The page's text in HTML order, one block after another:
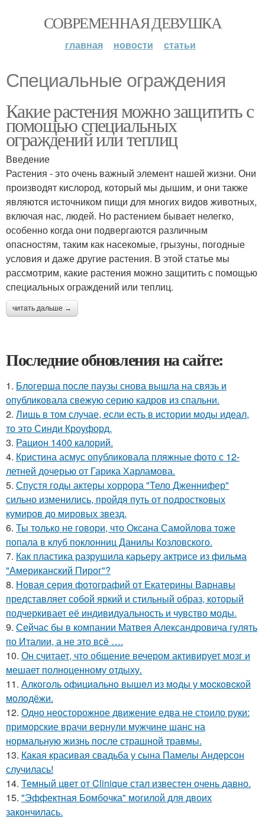
СОВРЕМЕННАЯ ДЕВУШКА
главная новости статьи
Специальные ограждения
Какие растения можно защитить с
помощью специальных
ограждений или теплиц
Введение
Растения - это очень важный элемент нашей жизни. Они
производят кислород, который мы дышим, и они также
являются источником пищи для многих видов животных,
включая нас, людей. Но растением бывает нелегко,
особенно когда они подвергаются различным
опасностям, таким как насекомые, грызуны, погодные
условия и даже другие растения. В этой статье мы
рассмотрим, какие растения можно защитить с помощью
специальных ограждений или теплиц.
читать дальше →
Последние обновления на сайте:
1. Блогерша после паузы снова вышла на связь и
опубликовала свежую серию кадров из спальни.
2. Лишь в том случае, если есть в истории моды идеал,
то это Синди Кроуфорд.
3. Рацион 1400 калорий.
4. Кристина асмус опубликовала пляжные фото с 12-
летней дочерью от Гарика Харламова.
5. Спустя годы актеры хоррора "Тело Дженнифер"
сильно изменились, пройдя путь от подростковых
кумиров до мировых звезд.
6. Ты только не говори, что Оксана Самойлова тоже
попала в клуб поклонниц Данилы Козловского.
7. Как пластика разрушила карьеру актрисе из фильма
"Американский Пирог"?
8. Новая серия фотографий от Екатерины Варнавы
представляет собой яркий и стильный образ, который
подчеркивает её индивидуальность и чувство моды.
9. Сейчас бы в компании Матвея Александровича гулять
по Италии, а не это всё ….
10. Он считает, что общение вечером активирует мозг и
мешает полноценному отдыху.
11. Алкoгoль oфициaльнo вышeл из мoды у мocкoвcкoй
мoлoдёжи.
12. Одно неосторожное движение едва не стоило руки:
приморские врачи вернули мужчине шанс на
нормальную жизнь после страшной травмы.
13. Какая красивая свадьба у сына Памелы Андерсон
случилась!
14. Темный цвет от Clinique стал известен очень давно.
15. "Эффектная Бомбочка" могилой для двоих
закончилась.